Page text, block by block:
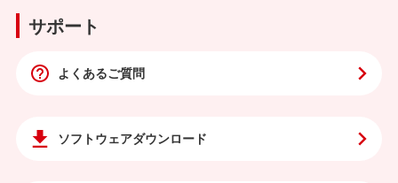
サポート
よくあるご質問
ソフトウェアダウンロード